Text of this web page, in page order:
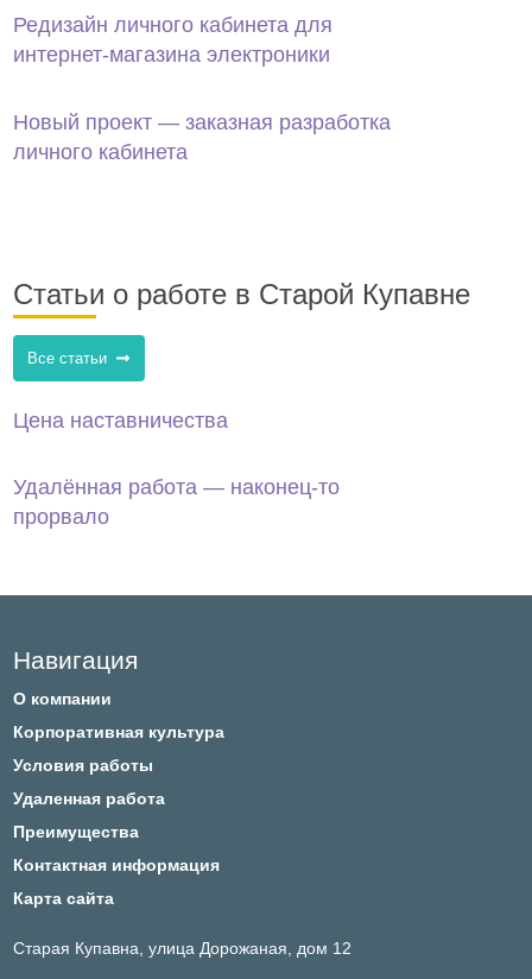
Редизайн личного кабинета для
интернет-магазина электроники
Новый проект — заказная разработка
личного кабинета
Статьи о работе в Старой Купавне
Все статьи
Цена наставничества
Удалённая работа — наконец-то
прорвало
Footer
Навигация
О компании
Корпоративная культура
Условия работы
Удаленная работа
Преимущества
Контактная информация
Карта сайта
Старая Купавна, улица Дорожаная, дом 12